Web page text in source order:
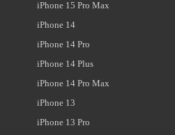
iPhone 15 Pro Max
iPhone 14
iPhone 14 Pro
iPhone 14 Plus
iPhone 14 Pro Max
iPhone 13
iPhone 13 Pro